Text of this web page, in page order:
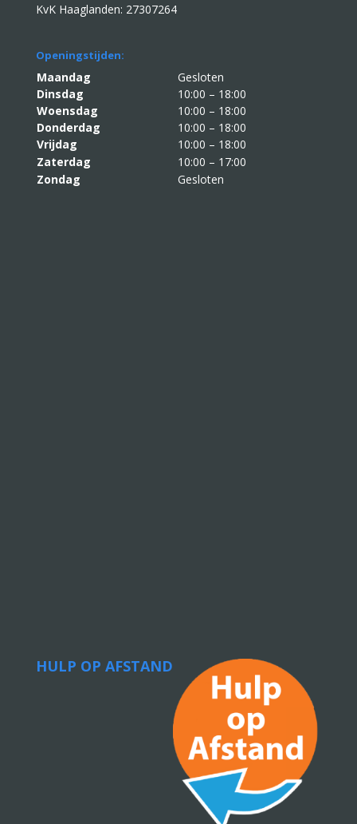
KvK Haaglanden: 27307264
Openingstijden:
Maandag
Gesloten
Dinsdag
10:00 – 18:00
Woensdag
10:00 – 18:00
Donderdag
10:00 – 18:00
Vrijdag
10:00 – 18:00
Zaterdag
10:00 – 17:00
Zondag
Gesloten
HULP OP AFSTAND